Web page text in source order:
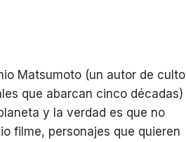
Matsumoto (un autor de culto
que abarcan cinco décadas)
y la verdad es que no
filme, personajes que quieren